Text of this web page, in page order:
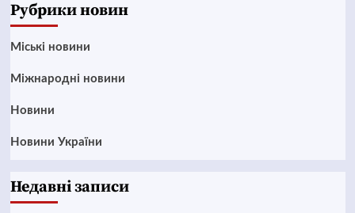
Рубрики новин
Mіські новини
Міжнародні новини
Новини
Новини України
Недавні записи